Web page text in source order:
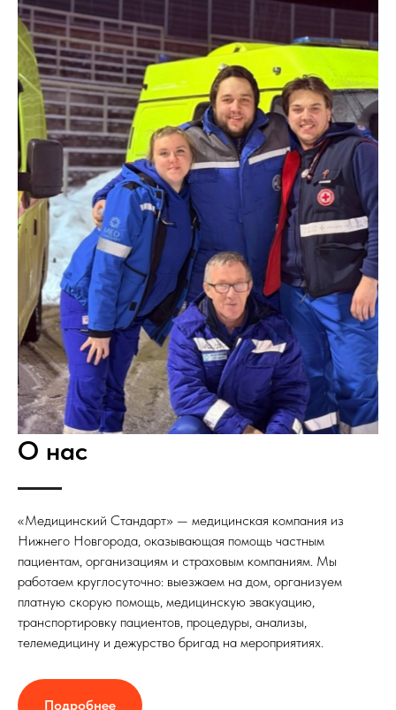
О нас
«Медицинский Стандарт» — медицинская компания из
Нижнего Новгорода, оказывающая помощь частным
пациентам, организациям и страховым компаниям. Мы
работаем круглосуточно: выезжаем на дом, организуем
платную скорую помощь, медицинскую эвакуацию,
транспортировку пациентов, процедуры, анализы,
телемедицину и дежурство бригад на мероприятиях.
Подробнее